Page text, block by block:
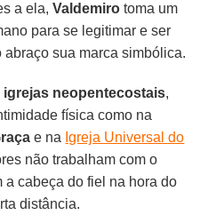
a ela,Valdemiro toma um
para se legitimar e ser
sua marca simbólica.
igrejas neopentecostais,
física como na
e na Igreja Universal do
não trabalham com o
a cabeça do fiel na hora do
distância.